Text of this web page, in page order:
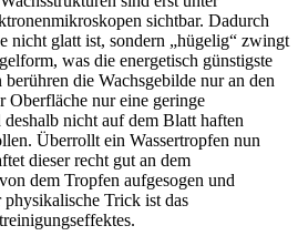
sichtbar. Dadurch
nicht glatt ist, sondern „hügelig“ zwingt
was die energetisch günstigste
die Wachsgebilde nur an den
Oberfläche nur eine geringe
nicht auf dem Blatt haften
Überrollt ein Wassertropfen nun
dieser recht gut an dem
dem Tropfen aufgesogen und
Trick ist das